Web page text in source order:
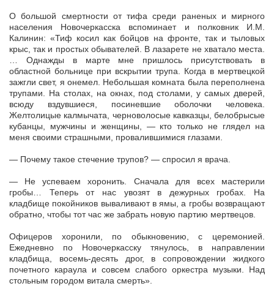
О большой смертности от тифа среди раненых и мирного
населения Новочеркасска вспоминает и полковник И.М.
Калинин: «Тиф косил как бойцов на фронте, так и тыловых
крыс, так и простых обывателей. В лазарете не хватало места.
… Однажды в марте мне пришлось присутствовать в
областной больнице при вскрытии трупа. Когда в мертвецкой
зажгли свет, я онемел. Небольшая комната была переполнена
трупами. На столах, на окнах, под столами, у самых дверей,
всюду вздувшиеся, посиневшие оболочки человека.
Желтолицые калмычата, черноволосые кавказцы, белобрысые
кубанцы, мужчины и женщины, — кто только не глядел на
меня своими страшными, провалившимися глазами.
— Почему такое стечение трупов? — спросил я врача.
— Не успеваем хоронить. Сначала для всех мастерили
гробы… Теперь от нас увозят в дежурных гробах. На
кладбище покойников вываливают в ямы, а гробы возвращают
обратно, чтобы тот час же забрать новую партию мертвецов.
Офицеров хоронили, по обыкновению, с церемонией.
Ежедневно по Новочеркасску тянулось, в направлении
кладбища, восемь-десять дрог, в сопровождении жидкого
почетного караула и совсем слабого оркестра музыки. Над
стольным городом витала смерть».